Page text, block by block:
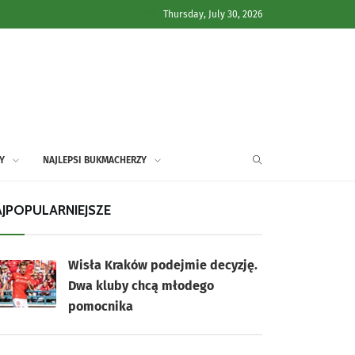
Thursday, July 30, 2026
NAJLEPSI BUKMACHERZY
Wisła Kraków podejmie decyzję.
Dwa kluby chcą młodego
pomocnika